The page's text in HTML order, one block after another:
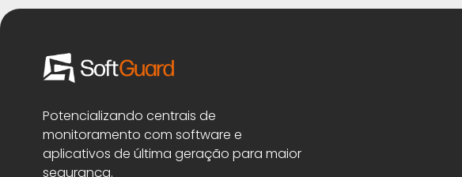
Potencializando centrais de
monitoramento com software e
aplicativos de última geração para maior
segurança.